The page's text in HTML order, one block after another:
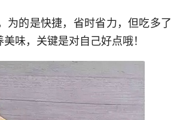
为的是快捷，省时省力，但吃多了
味，关键是对自己好点哦！